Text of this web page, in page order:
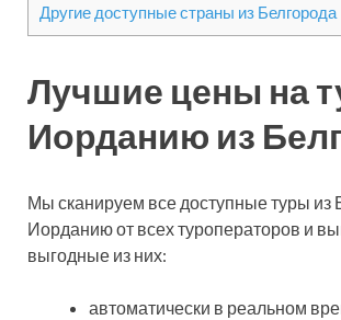
Другие доступные страны из Белгорода
Лучшие цены на
Иорданию из
Мы сканируем все доступные туры из
Иорданию от всех туроператоров и
выгодные из них:
автоматически в реальном